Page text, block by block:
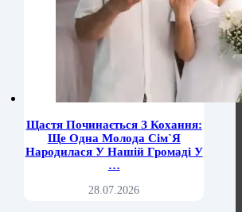
Щастя Починається З Кохання:
Ще Одна Молода Сім`я
Народилася У Нашій Громаді У
…
28.07.2026